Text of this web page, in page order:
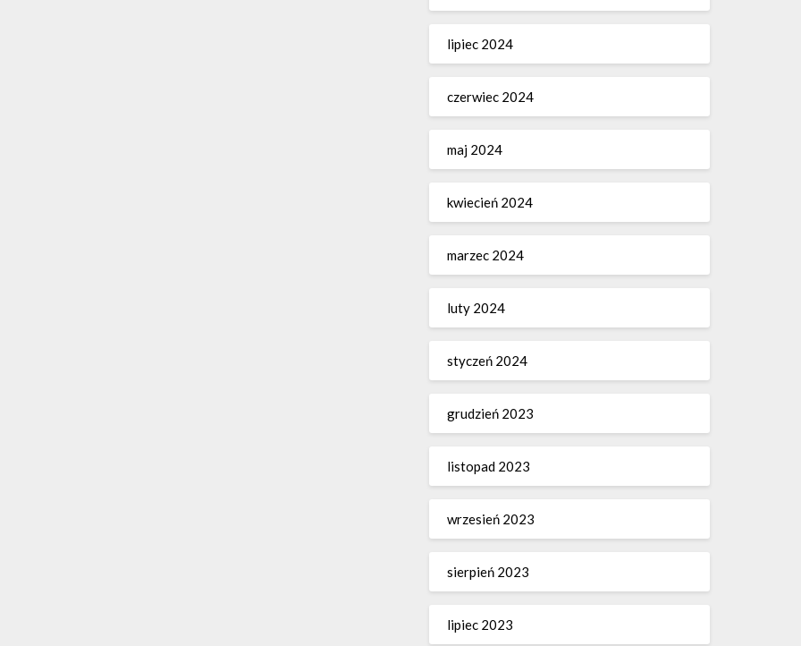
lipiec 2024
czerwiec 2024
maj 2024
kwiecień 2024
marzec 2024
luty 2024
styczeń 2024
grudzień 2023
listopad 2023
wrzesień 2023
sierpień 2023
lipiec 2023